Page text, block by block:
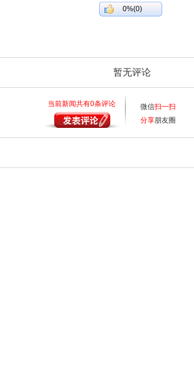
0%(0)
暂无评论
当前新闻共有0条评论 微信扫一扫
分享朋友圈